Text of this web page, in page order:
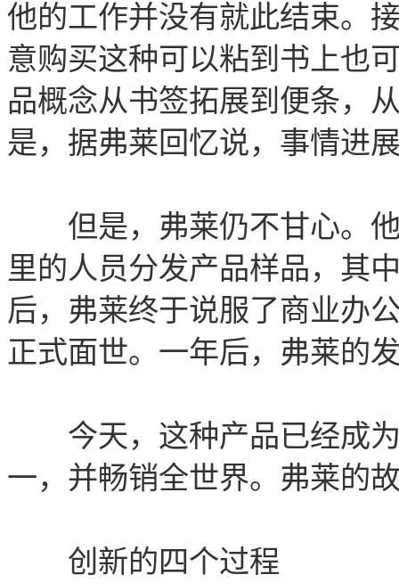
他的工作并没有就此结束。
意购买这种可以粘到书上也
品概念从书签拓展到便条，
是，据弗莱回忆说，事情进
但是，弗莱仍不甘心。他
里的人员分发产品样品，其
后，弗莱终于说服了商业办
正式面世。一年后，弗莱的
今天，这种产品已经成为
一，并畅销全世界。弗莱的
创新的四个过程